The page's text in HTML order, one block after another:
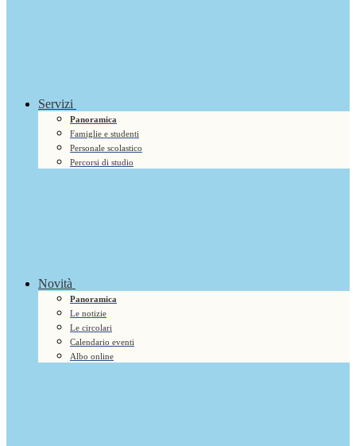
Servizi
Panoramica
Famiglie e studenti
Personale scolastico
Percorsi di studio
Novità
Panoramica
Le notizie
Le circolari
Calendario eventi
Albo online